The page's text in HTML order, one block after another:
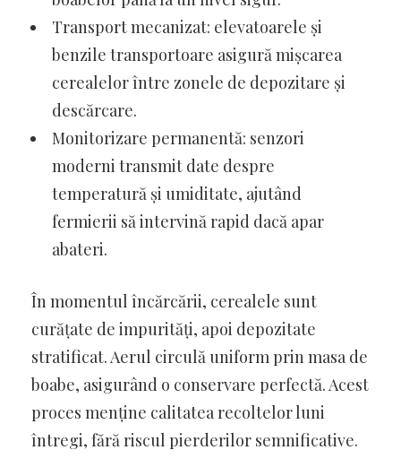
Transport mecanizat: elevatoarele și
benzile transportoare asigură mișcarea
cerealelor între zonele de depozitare și
descărcare.
Monitorizare permanentă: senzori
moderni transmit date despre
temperatură și umiditate, ajutând
fermierii să intervină rapid dacă apar
abateri.
În momentul încărcării, cerealele sunt
curățate de impurități, apoi depozitate
stratificat. Aerul circulă uniform prin masa de
boabe, asigurând o conservare perfectă. Acest
proces menține calitatea recoltelor luni
întregi, fără riscul pierderilor semnificative.